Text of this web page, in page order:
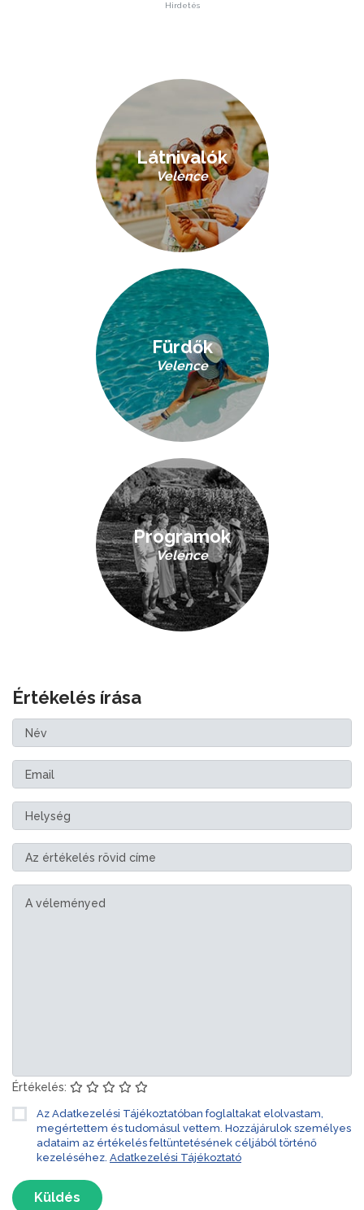
Hirdetés
Látnivalók
Velence
Fürdők
Velence
Programok
Velence
Értékelés írása
Értékelés:
Az Adatkezelési Tájékoztatóban foglaltakat elolvastam,
megértettem és tudomásul vettem. Hozzájárulok személyes
adataim az értékelés feltüntetésének céljából történő
kezeléséhez. Adatkezelési Tájékoztató
Küldés